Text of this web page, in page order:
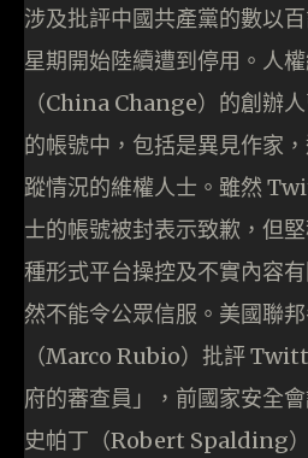
涉及批評中國共產黨的數以
星期開始陸續遭到停用。人權
（China Change）的創辦
的帳號中，包括是異見作家
蹤情況的維權人士。雖然
士的帳號被封表示致歉，但
種形式平台操控及不實內容
然不能令公眾信服。美國聯
（Marco Rubio）批評
府的審查員」，前國家安全
史帕丁（Robert Spalding